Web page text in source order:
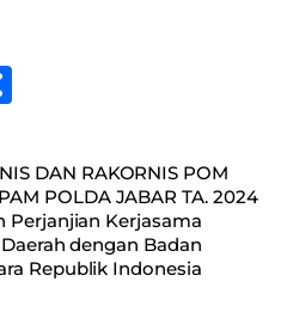
ar
e
DAN RAKORNIS POM
POLDA JABAR TA. 2024
Perjanjian Kerjasama
dengan Badan
Republik Indonesia